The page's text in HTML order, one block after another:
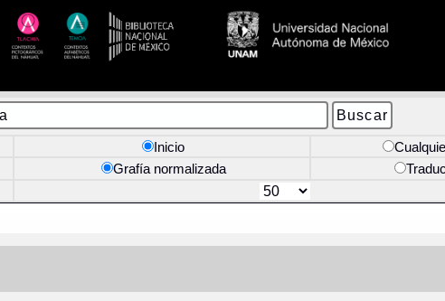
Inicio
Grafía normalizada